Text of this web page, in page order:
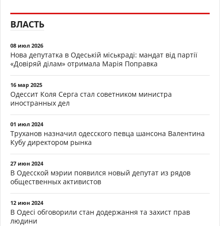
ВЛАСТЬ
08 июл 2026
Нова депутатка в Одеській міськраді: мандат від партії
«Довіряй ділам» отримала Марія Поправка
16 мар 2025
Одессит Коля Серга стал советником министра
иностранных дел
01 июл 2024
Труханов назначил одесского певца шансона Валентина
Кубу директором рынка
27 июн 2024
В Одесской мэрии появился новый депутат из рядов
общественных активистов
12 июн 2024
В Одесі обговорили стан додержання та захист прав
людини